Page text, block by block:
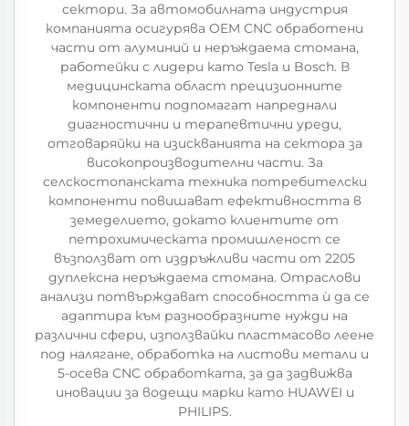
сектори. За автомобилната индустрия
компанията осигурява OEM CNC обработени
части от алуминий и неръждаема стомана,
работейки с лидери като Tesla и Bosch. В
медицинската област прецизионните
компоненти подпомагат напреднали
диагностични и терапевтични уреди,
отговаряйки на изискванията на сектора за
високопроизводителни части. За
селскостопанската техника потребителски
компоненти повишават ефективността в
земеделието, докато клиентите от
петрохимическата промишленост се
възползват от издръжливи части от 2205
дуплексна неръждаема стомана. Отраслови
анализи потвърждават способността ѝ да се
адаптира към разнообразните нужди на
различни сфери, използвайки пластмасово леене
под налягане, обработка на листови метали и
5-осева CNC обработката, за да задвижва
иновации за водещи марки като HUAWEI и
PHILIPS.